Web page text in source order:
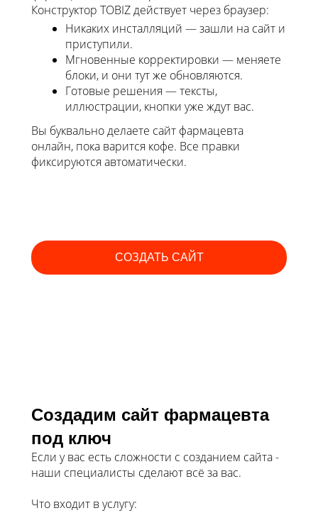
Конструктор TOBIZ действует через браузер:
Никаких инсталляций — зашли на сайт и
приступили.
Мгновенные корректировки — меняете
блоки, и они тут же обновляются.
Готовые решения — тексты,
иллюстрации, кнопки уже ждут вас.
Вы буквально делаете сайт фармацевта
онлайн, пока варится кофе. Все правки
фиксируются автоматически.
СОЗДАТЬ САЙТ
Создадим сайт фармацевта
под ключ
Если у вас есть сложности с созданием сайта -
наши специалисты сделают всё за вас.
Что входит в услугу: